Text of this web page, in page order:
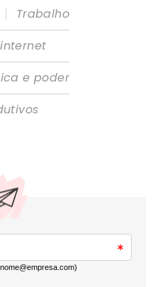
|
Trabalho
e poder